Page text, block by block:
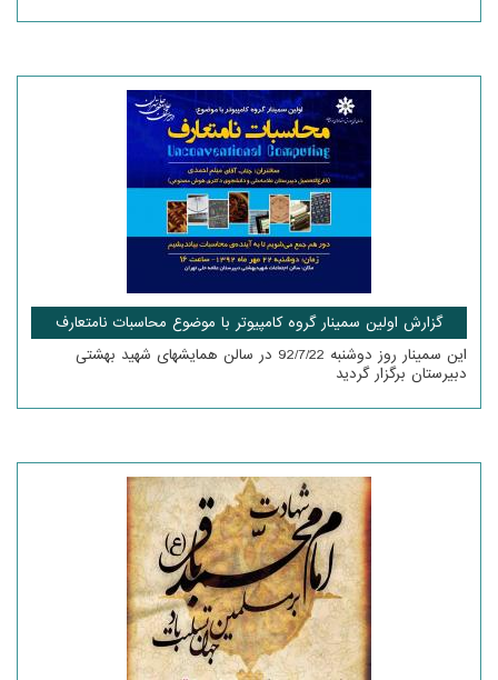
گزارش اولین سمینار گروه کامپیوتر با موضوع محاسبات نامتعارف
این سمینار روز دوشنبه 92/7/22 در سالن همایشهای شهید بهشتی
دبیرستان برگزار گردید